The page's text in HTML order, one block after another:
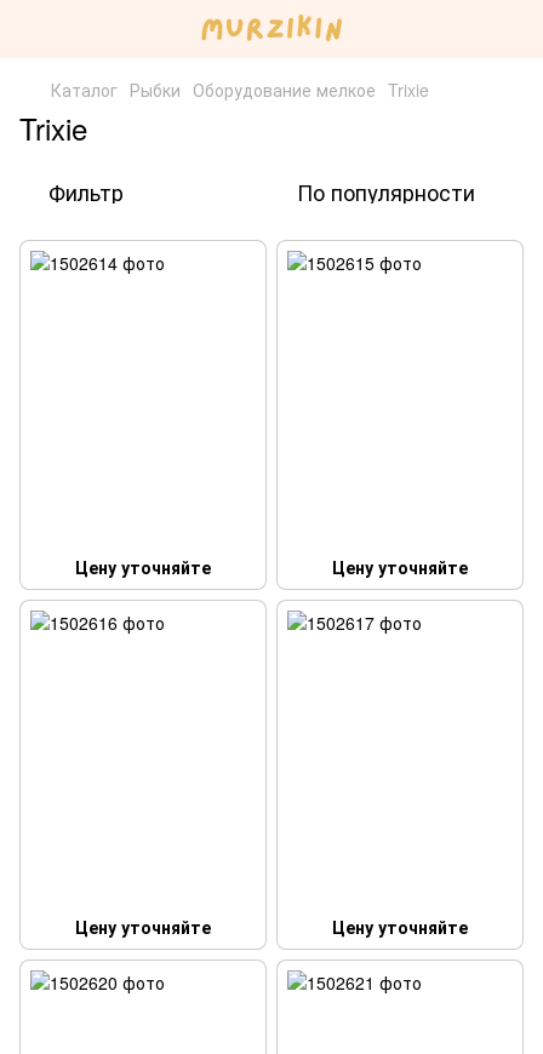
Каталог Рыбки Оборудование мелкое Trixie
Trixie
Фильтр По популярности
Цену уточняйте Цену уточняйте
Цену уточняйте Цену уточняйте